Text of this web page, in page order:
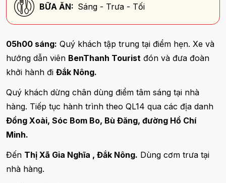
BỮA ĂN: Sáng - Trưa - Tối
05h00 sáng: Quý khách tập trung tại điểm hẹn. Xe và
hướng dẫn viên BenThanh Tourist đón và đưa đoàn
khởi hành đi Đắk Nông.
Quý khách dừng chân dùng điểm tâm sáng tại nhà
hàng. Tiếp tục hành trình theo QL14 qua các địa danh
Đồng Xoài, Sóc Bom Bo, Bù Đăng, đường Hồ Chí
Minh.
Đến Thị Xã Gia Nghĩa , Đắk Nông. Dùng cơm trưa tại
nhà hàng.